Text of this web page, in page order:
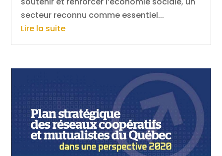
secteur reconnu comme essentiel...
Lire la suite